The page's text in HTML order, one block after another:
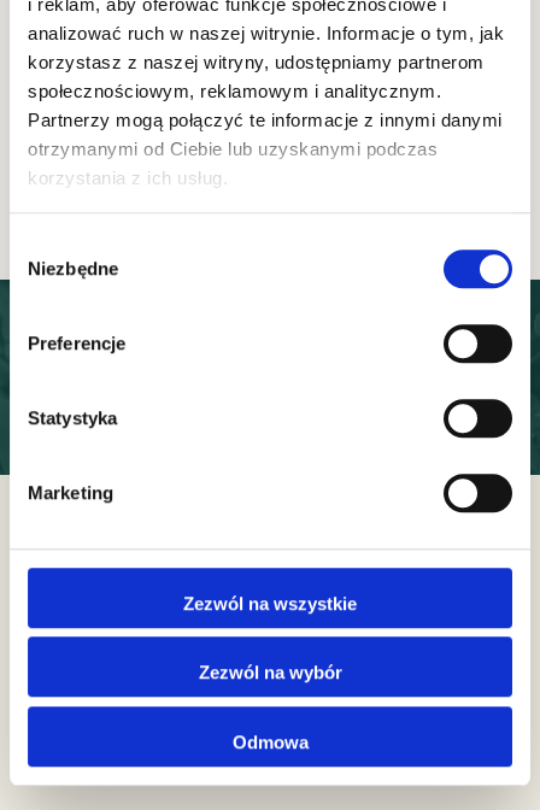
i reklam, aby oferować funkcje społecznościowe i
analizować ruch w naszej witrynie. Informacje o tym, jak
korzystasz z naszej witryny, udostępniamy partnerom
społecznościowym, reklamowym i analitycznym.
Partnerzy mogą połączyć te informacje z innymi danymi
otrzymanymi od Ciebie lub uzyskanymi podczas
korzystania z ich usług.
zgody
Niezbędne
Preferencje
Statystyka
Marketing
Zezwól na wszystkie
Zezwól na wybór
Odmowa
Syrop Korzenny z Mandarynką i
Pigwowcem 250 ML
naszych produktów? Sprawdź
Bądź na bieżąco z promocjami
pierwszy zakup w naszym sklepie!